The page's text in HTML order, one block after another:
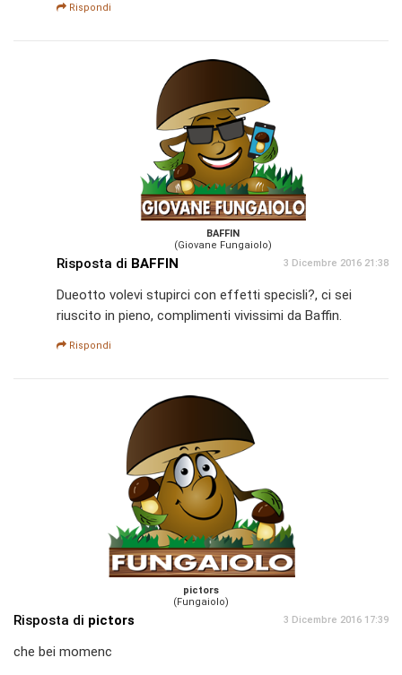
Rispondi
BAFFIN
(Giovane Fungaiolo)
Risposta di BAFFIN 3 Dicembre 2016 21:38
Dueotto volevi stupirci con effetti specisli?, ci sei
riuscito in pieno, complimenti vivissimi da Baffin.
Rispondi
pictors
(Fungaiolo)
Risposta di pictors 3 Dicembre 2016 17:39
che bei momenc